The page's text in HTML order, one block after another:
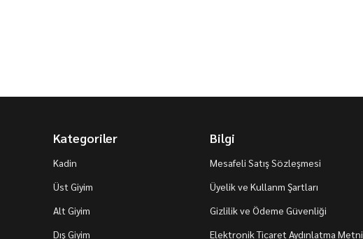
Kategoriler
Kadin
Üst Giyim
Alt Giyim
Dış Giyim
Bilgi
Mesafeli Satış Sözleşmesi
Üyelik ve Kullanm Şartları
Gizlilik ve Ödeme Güvenliği
Elektronik Ticaret Aydınlatma Metni